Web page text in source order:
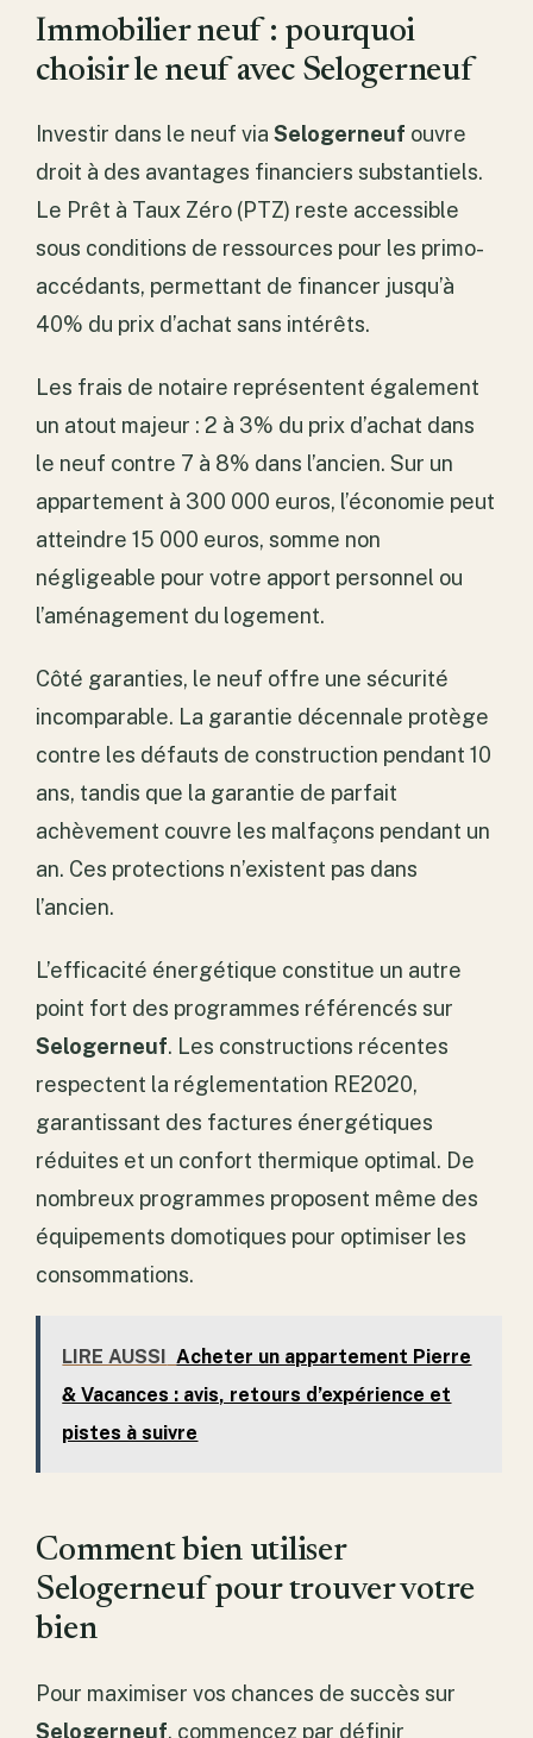
Immobilier neuf : pourquoi
choisir le neuf avec Selogerneuf
Investir dans le neuf viaSelogerneuf ouvre
droit à des avantages financiers substantiels.
Le Prêt à Taux Zéro (PTZ) reste accessible
sous conditions de ressources pour les primo-
accédants, permettant de financer jusqu’à
40% du prix d’achat sans intérêts.
Les frais de notaire représentent également
un atout majeur : 2 à 3% du prix d’achat dans
le neuf contre 7 à 8% dans l’ancien. Sur un
appartement à 300 000 euros, l’économie peut
atteindre 15 000 euros, somme non
négligeable pour votre apport personnel ou
l’aménagement du logement.
Côté garanties, le neuf offre une sécurité
incomparable. La garantie décennale protège
contre les défauts de construction pendant 10
ans, tandis que la garantie de parfait
achèvement couvre les malfaçons pendant un
an. Ces protections n’existent pas dans
l’ancien.
L’efficacité énergétique constitue un autre
point fort des programmes référencés sur
Selogerneuf. Les constructions récentes
respectent la réglementation RE2020,
garantissant des factures énergétiques
réduites et un confort thermique optimal. De
nombreux programmes proposent même des
équipements domotiques pour optimiser les
consommations.
LIRE AUSSI Acheter un appartement Pierre
& Vacances : avis, retours d’expérience et
pistes à suivre
Comment bien utiliser
Selogerneuf pour trouver votre
bien
Pour maximiser vos chances de succès sur
Selogerneuf, commencez par définir